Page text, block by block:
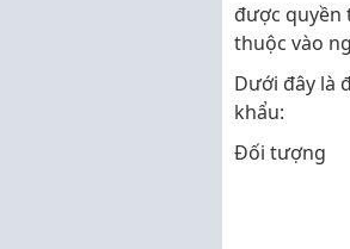
được quyền
thuộc vào
Dưới đây là
khẩu:
Đối tượng